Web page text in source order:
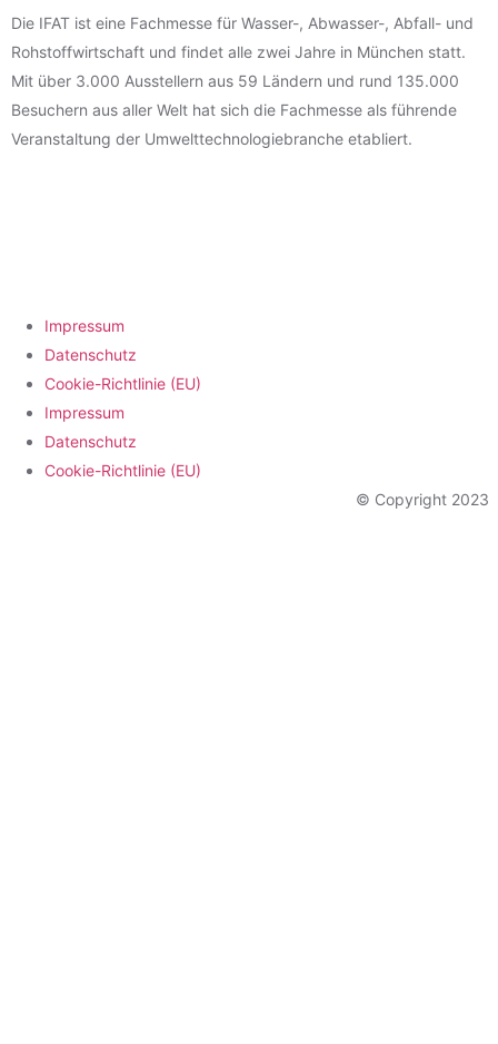
Die IFAT ist eine Fachmesse für Wasser-, Abwasser-, Abfall- und
Rohstoffwirtschaft und findet alle zwei Jahre in München statt.
Mit über 3.000 Ausstellern aus 59 Ländern und rund 135.000
Besuchern aus aller Welt hat sich die Fachmesse als führende
Veranstaltung der Umwelttechnologiebranche etabliert.
Impressum
Datenschutz
Cookie-Richtlinie (EU)
Impressum
Datenschutz
Cookie-Richtlinie (EU)
© Copyright 2023